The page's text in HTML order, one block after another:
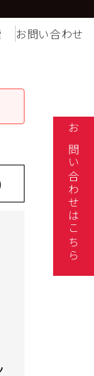
お問い合わせ
お問い合わせはこちら